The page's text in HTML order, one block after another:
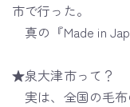
市で行った。
真の『Made in
★泉大津市って？
実は、全国の毛